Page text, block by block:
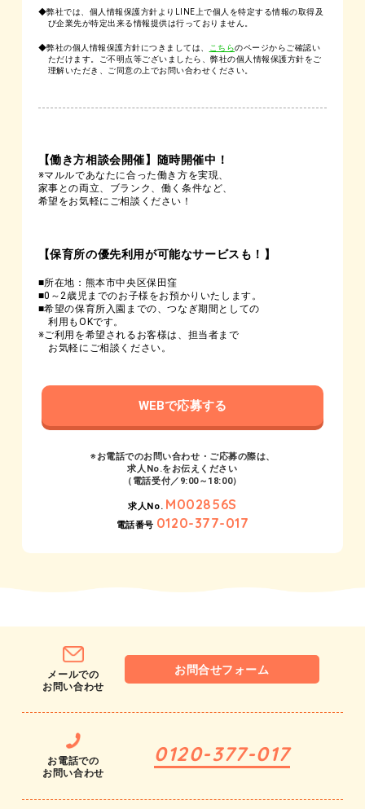
◆弊社では、個人情報保護方針よりLINE上で個人を特定する情報の取得及
び企業先が特定出来る情報提供は行っておりません。
◆弊社の個人情報保護方針につきましては、 こちらのページからご確認い
ただけます。ご不明点等ございましたら、弊社の個人情報保護方針をご
理解いただき、ご同意の上でお問い合わせください。
【働き方相談会開催】随時開催中！
※マルルであなたに合った働き方を実現、
家事との両立、ブランク、働く条件など、
希望をお気軽にご相談ください！
【保育所の優先利用が可能なサービスも！】
■所在地：熊本市中央区保田窪
■0～2歳児までのお子様をお預かりいたします。
■希望の保育所入園までの、つなぎ期間としての
利用もOKです。
※ご利用を希望されるお客様は、担当者まで
お気軽にご相談ください。
WEBで応募する
※お電話でのお問い合わせ・ご応募の際は、
求人No.をお伝えください
（電話受付／9:00～18:00）
求人No. M002856S
電話番号 0120-377-017
メールでの
お問い合わせ
お問合せフォーム
お電話での
お問い合わせ
0120-377-017